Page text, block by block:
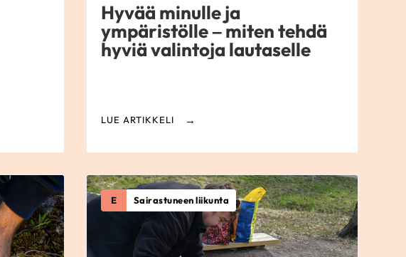
Hyvää minulle ja
ympäristölle – miten tehdä
hyviä valintoja lautaselle
LUE ARTIKKELI
E Sairastuneen liikunta